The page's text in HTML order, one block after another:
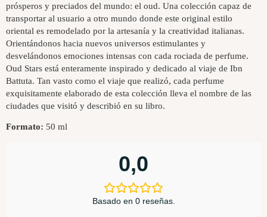
prósperos y preciados del mundo: el oud. Una colección capaz de
transportar al usuario a otro mundo donde este original estilo
oriental es remodelado por la artesanía y la creatividad italianas.
Orientándonos hacia nuevos universos estimulantes y
desvelándonos emociones intensas con cada rociada de perfume.
Oud Stars está enteramente inspirado y dedicado al viaje de Ibn
Battuta. Tan vasto como el viaje que realizó, cada perfume
exquisitamente elaborado de esta colección lleva el nombre de las
ciudades que visitó y describió en su libro.
Formato: 50 ml
0,0
Basado en 0 reseñas.